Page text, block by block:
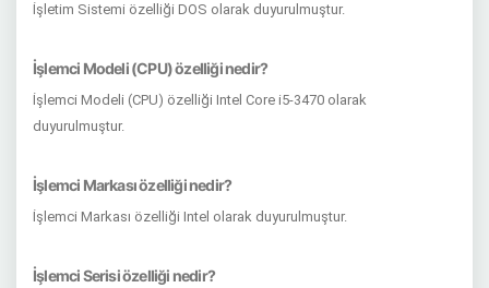
İşletim Sistemi özelliği DOS olarak duyurulmuştur.
İşlemci Modeli (CPU) özelliği nedir?
İşlemci Modeli (CPU) özelliği Intel Core i5-3470 olarak
duyurulmuştur.
İşlemci Markası özelliği nedir?
İşlemci Markası özelliği Intel olarak duyurulmuştur.
İşlemci Serisi özelliği nedir?